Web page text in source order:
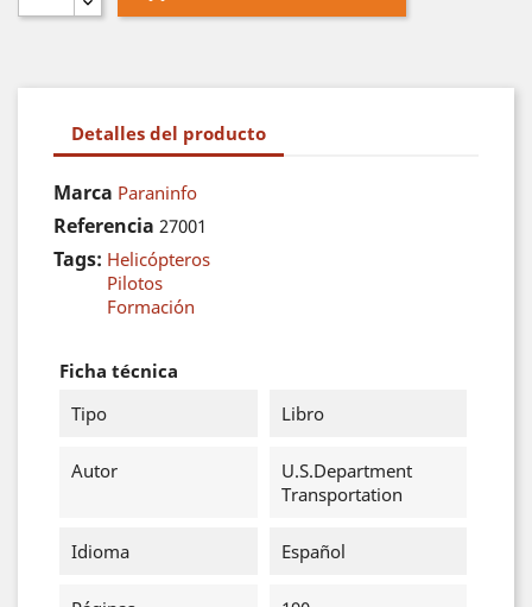
Detalles del producto
Marca Paraninfo
Referencia 27001
Tags: Helicópteros
Pilotos
Formación
Ficha técnica
Tipo
Libro
Autor
U.S.Department
Transportation
Idioma Español